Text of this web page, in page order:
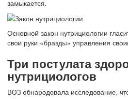
замыкается.
Основной закон нутрициологии
свои руки «бразды» управления
Три постулата
нутрициологов
ВОЗ обнародовала исследование,